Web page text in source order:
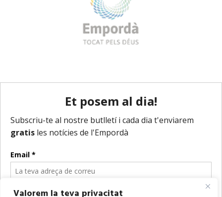
Valorem la teva privacitat